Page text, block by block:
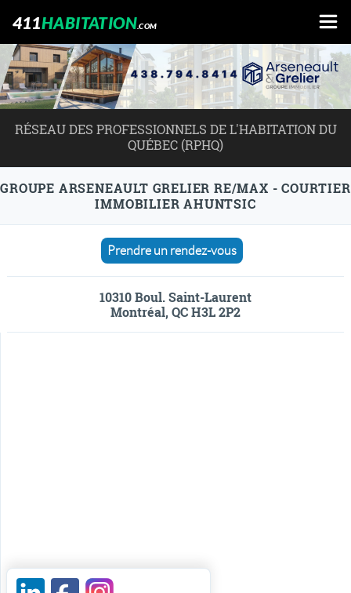
411HABITATION.COM
RÉSEAU DES PROFESSIONNELS DE L'HABITATION DU
QUÉBEC (RPHQ)
GROUPE ARSENEAULT GRELIER RE/MAX - COURTIER
IMMOBILIER AHUNTSIC
Prendre un rendez-vous
10310 Boul. Saint-Laurent
Montréal, QC H3L 2P2